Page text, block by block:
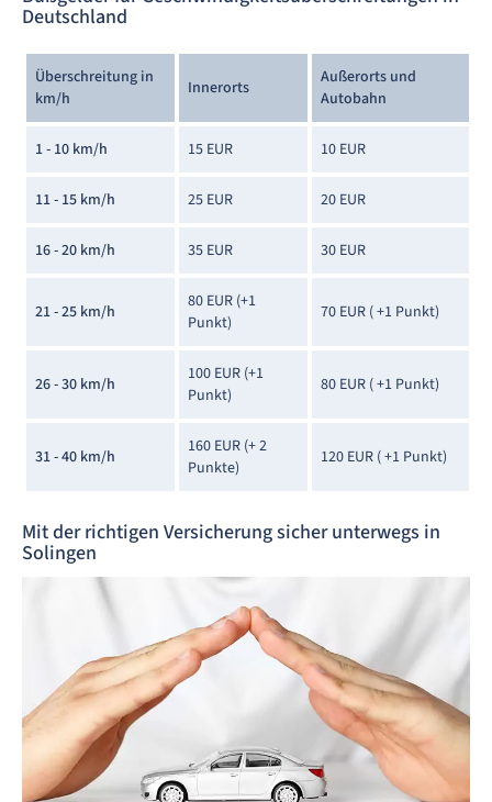
Deutschland
Überschreitung in
km/h
Innerorts
Außerorts und
Autobahn
1 - 10 km/h 15 EUR 10 EUR
11 - 15 km/h 25 EUR 20 EUR
16 - 20 km/h 35 EUR 30 EUR
21 - 25 km/h
80 EUR (+1
Punkt)
70 EUR ( +1 Punkt)
26 - 30 km/h
100 EUR (+1
Punkt)
80 EUR ( +1 Punkt)
31 - 40 km/h
160 EUR (+ 2
Punkte)
120 EUR ( +1 Punkt)
Mit der richtigen Versicherung sicher unterwegs in
Solingen